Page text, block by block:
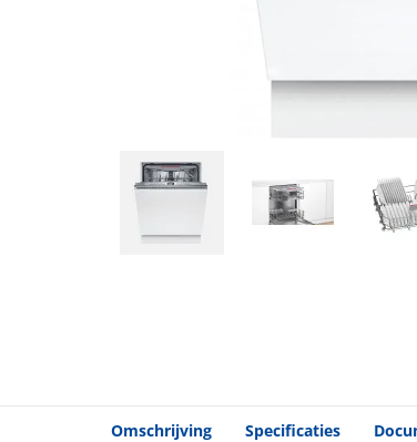
Omschrijving Specificaties